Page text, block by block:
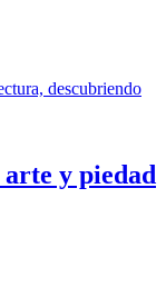
y piedad